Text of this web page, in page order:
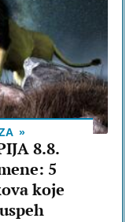
8.8.
5
koje